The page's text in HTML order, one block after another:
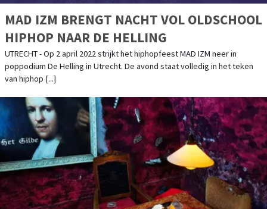
MAD IZM BRENGT NACHT VOL OLDSCHOOL
HIPHOP NAAR DE HELLING
UTRECHT - Op 2 april 2022 strijkt het hiphopfeest MAD IZM neer in
poppodium De Helling in Utrecht. De avond staat volledig in het teken
van hiphop [...]